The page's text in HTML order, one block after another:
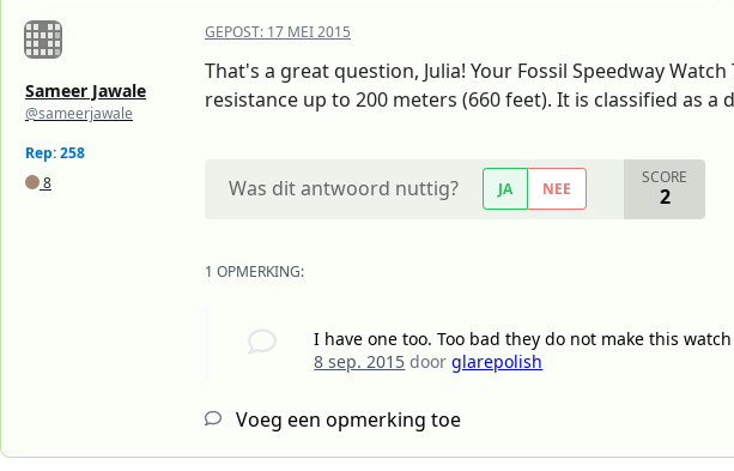
Sameer Jawale
@sameerjawale
Rep: 258
8
GEPOST: 17 MEI 2015
That's a great question, Julia! Your Fossil Speedway
resistance up to 200 meters (660 feet). It is classified as
Was dit antwoord nuttig? JA NEE
SCORE
2
1 OPMERKING:
I have one too. Too bad they do not make this
8 sep. 2015 doorglarepolish
Voeg een opmerking toe